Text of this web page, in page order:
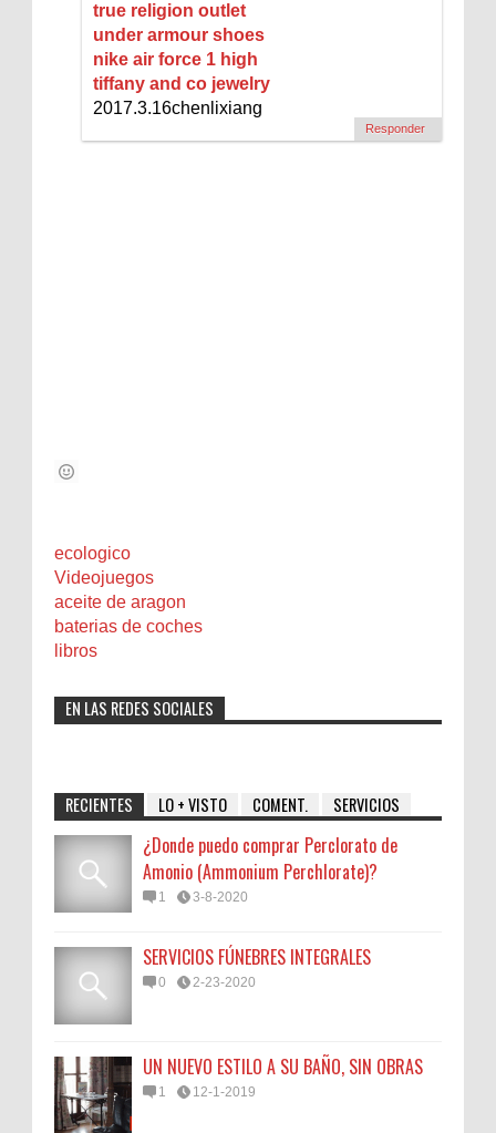
true religion outlet
under armour shoes
nike air force 1 high
tiffany and co jewelry
2017.3.16chenlixiang
Responder
ecologico
Videojuegos
aceite de aragon
baterias de coches
libros
EN LAS REDES SOCIALES
RECIENTES LO + VISTO COMENT. SERVICIOS
¿Donde puedo comprar Perclorato de
Amonio (Ammonium Perchlorate)?
1 3-8-2020
SERVICIOS FÚNEBRES INTEGRALES
0 2-23-2020
UN NUEVO ESTILO A SU BAÑO, SIN OBRAS
1 12-1-2019